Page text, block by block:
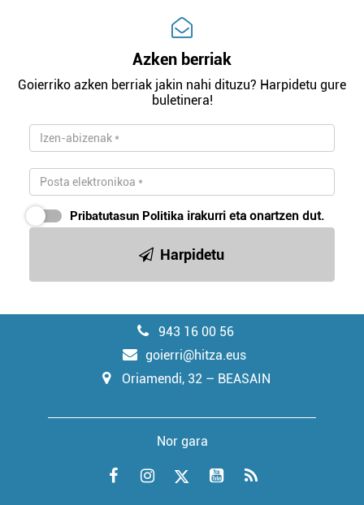
Azken berriak
Goierriko azken berriak jakin nahi dituzu? Harpidetu gure
buletinera!
Pribatutasun Politika irakurri eta onartzen dut.
Harpidetu
943 16 00 56
goierri@hitza.eus
Oriamendi, 32 – BEASAIN
Nor gara